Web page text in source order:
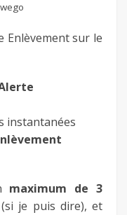
Enlèvement sur le
instantanées
maximum de 3
je puis dire), et